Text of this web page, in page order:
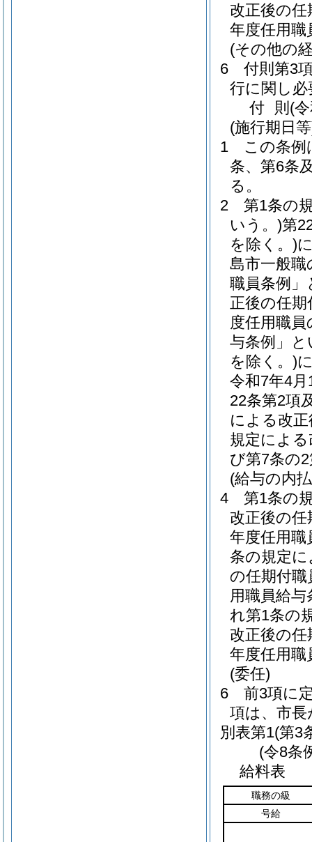
改正後の
年度任用
(その他の
6
付則第3
行に関し
付 則 (
(施行期日
1
この条例
条、第6条
る。
2
第1条の
いう。)第
を除く。)
島市一般職
職員条例」
正後の任
度任用職
与条例」と
を除く。)
令和7年4
22条第2項
による改
規定によ
び第7条の
(給与の内
4
第1条の
改正後の
年度任用
条の規定
の任期付
用職員給
れ第1条の
改正後の
年度任用
(委任)
6
前3項に
項は、市
別表第1(第3
(令8条
給料表
職務の級
号給